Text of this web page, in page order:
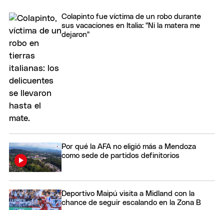
Colapinto fue víctima de un robo durante
sus vacaciones en Italia: "Ni la matera me
dejaron"
Por qué la AFA no eligió más a Mendoza
como sede de partidos definitorios
Deportivo Maipú visita a Midland con la
chance de seguir escalando en la Zona B